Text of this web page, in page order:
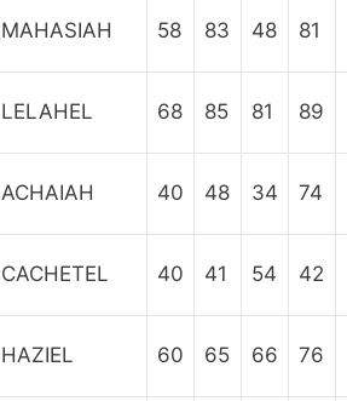
MAHASIAH 58 83 48 81
LELAHEL 68 85 81 89
ACHAIAH 40 48 34 74
CACHETEL 40 41 54 42
HAZIEL 60 65 66 76